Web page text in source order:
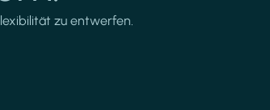
zu entwerfen.